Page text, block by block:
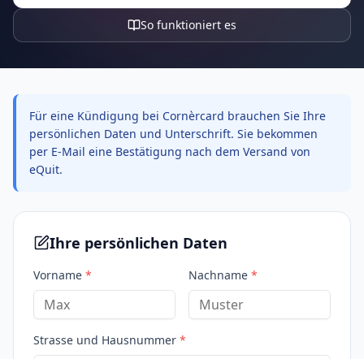
So funktioniert es
Für eine Kündigung bei Cornèrcard brauchen Sie Ihre
persönlichen Daten und Unterschrift. Sie bekommen
per E-Mail eine Bestätigung nach dem Versand von
eQuit.
Ihre persönlichen Daten
Vorname * Nachname *
Strasse und Hausnummer *